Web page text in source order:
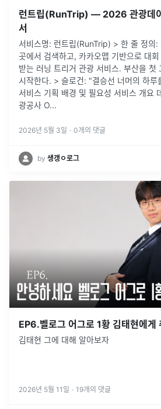
런트립(RunTrip) — 2026 관광데
서
서비스명: 런트립(RunTrip) > 한 줄 정의:
곳에서 검색하고, 카카오맵 기반으로 대회
받는 러닝 트리거 관광 서비스. 부산을 첫
시작한다. > 슬로건: "결승선 너머의 하
서비스 기획 배경 및 필요성 서비스 개요
광공사 O...
2026년 5월 3일 · 0개의 댓글
by 생갱ㅇ로그
EP6.벨로그 어그로 1황 김태현에게
김태현 그에 대해 알아보자
2026년 5월 11일 · 19개의 댓글